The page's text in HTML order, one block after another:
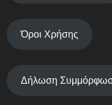
Όροι Χρήσης
Δήλωση